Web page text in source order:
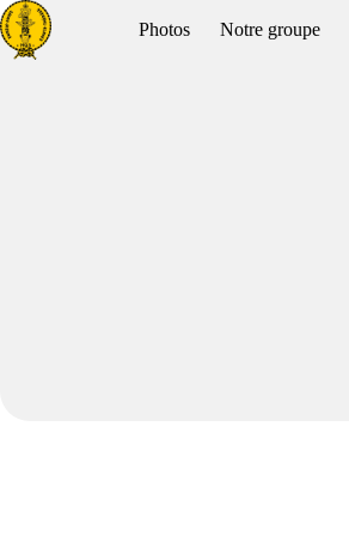
Passer
au
contenu
Photos Notre groupe